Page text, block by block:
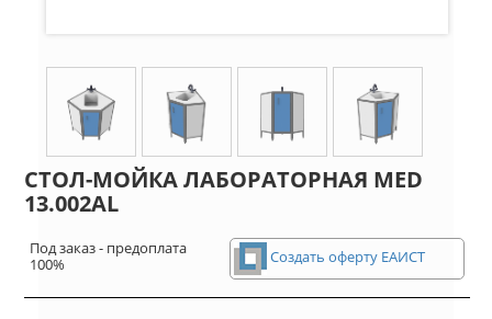
СТОЛ-МОЙКА ЛАБОРАТОРНАЯ MED
13.002AL
Под заказ - предоплата
100%
Создать оферту ЕАИСТ